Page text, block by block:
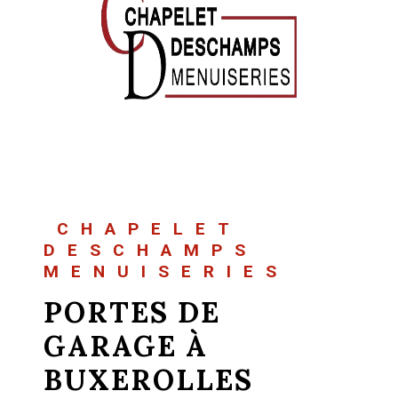
CHAPELET
DESCHAMPS
MENUISERIES
PORTES DE
GARAGE À
BUXEROLLES